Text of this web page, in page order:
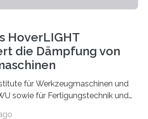
HoverLIGHT
die Dämpfung von
für Werkzeugmaschinen und
sowie für Fertigungstechnik und